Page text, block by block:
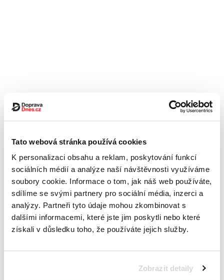
Tato webová stránka používá cookies
K personalizaci obsahu a reklam, poskytování funkcí
sociálních médií a analýze naší návštěvnosti využíváme
soubory cookie. Informace o tom, jak náš web používáte,
sdílíme se svými partnery pro sociální média, inzerci a
analýzy. Partneři tyto údaje mohou zkombinovat s
dalšími informacemi, které jste jim poskytli nebo které
získali v důsledku toho, že používáte jejich služby.
Zobrazit detaily